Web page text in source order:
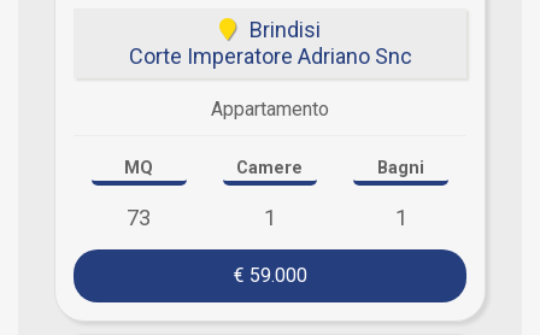
Brindisi
Corte Imperatore Adriano Snc
Appartamento
MQ
73
Camere
1
Bagni
1
€ 59.000